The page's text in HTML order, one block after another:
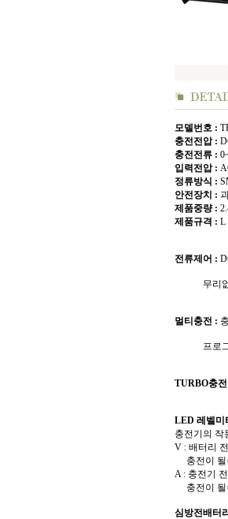
모델번호 :
충전전압 :
충전전류 :
입력전압 :
정류방식 :
안전장치 :
제품중량 :
제품규격 : L
전류제어 :
무리없이
멀티충전 :
프로그램
TURBO충
LED 레벨미
충전기의 작
V : 배터리
충전이 될
A : 충전기
충전이 될
심방전배터